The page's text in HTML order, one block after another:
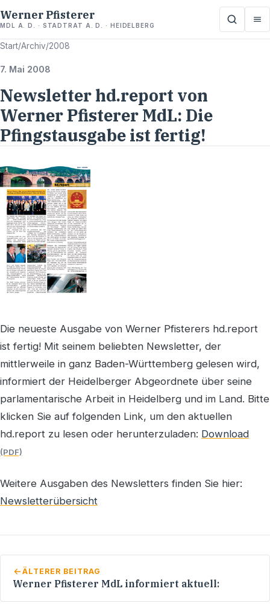
Werner Pfisterer
MDL A. D. · STADTRAT A. D. · HEIDELBERG
Start/Archiv/2008
7. Mai 2008
Newsletter hd.report von
Werner Pfisterer MdL: Die
Pfingstausgabe ist fertig!
Die neueste Ausgabe von Werner Pfisterers hd.report
ist fertig! Mit seinem beliebten Newsletter, der
mittlerweile in ganz Baden-Württemberg gelesen wird,
informiert der Heidelberger Abgeordnete über seine
parlamentarische Arbeit in Heidelberg und im Land. Bitte
klicken Sie auf folgenden Link, um den aktuellen
hd.report zu lesen oder herunterzuladen: Download
Weitere Ausgaben des Newsletters finden Sie hier:
Newsletterübersicht
ÄLTERER BEITRAG
Werner Pfisterer MdL informiert aktuell: